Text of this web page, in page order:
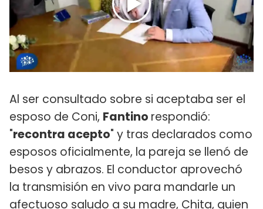
Al ser consultado sobre si aceptaba ser el
esposo de Coni, Fantino respondió:
"recontra acepto" y tras declarados como
esposos oficialmente, la pareja se llenó de
besos y abrazos. El conductor aprovechó
la transmisión en vivo para mandarle un
afectuoso saludo a su madre, Chita, quien